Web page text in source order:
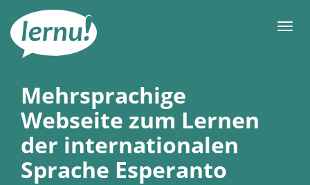
Inhalt
Mehrsprachige
Webseite zum Lernen
der internationalen
Sprache Esperanto